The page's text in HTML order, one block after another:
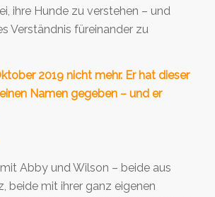
ihre Hunde zu verstehen – und
Verständnis füreinander zu
2019 nicht mehr. Er hat dieser
Namen gegeben – und er
Abby und Wilson – beide aus
beide mit ihrer ganz eigenen